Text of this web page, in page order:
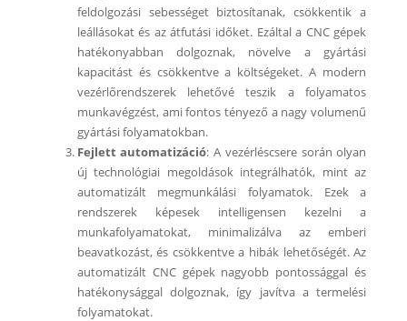
feldolgozási sebességet biztosítanak, csökkentik a
leállásokat és az átfutási időket. Ezáltal a CNC gépek
hatékonyabban dolgoznak, növelve a gyártási
kapacitást és csökkentve a költségeket. A modern
vezérlőrendszerek lehetővé teszik a folyamatos
munkavégzést, ami fontos tényező a nagy volumenű
gyártási folyamatokban.
Fejlett automatizáció: A vezérléscsere során olyan
új technológiai megoldások integrálhatók, mint az
automatizált megmunkálási folyamatok. Ezek a
rendszerek képesek intelligensen kezelni a
munkafolyamatokat, minimalizálva az emberi
beavatkozást, és csökkentve a hibák lehetőségét. Az
automatizált CNC gépek nagyobb pontossággal és
hatékonysággal dolgoznak, így javítva a termelési
folyamatokat.